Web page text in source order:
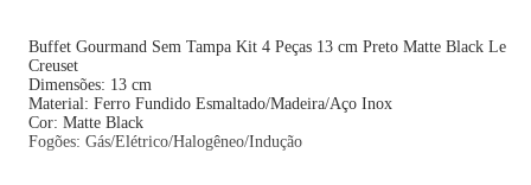
Buffet Gourmand Sem Tampa Kit 4 Peças 13 cm Preto Matte Black Le
Creuset
Dimensões: 13 cm
Material: Ferro Fundido Esmaltado/Madeira/Aço Inox
Cor: Matte Black
Fogões: Gás/Elétrico/Halogêneo/Indução